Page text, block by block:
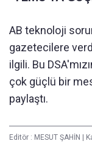
AB teknoloji
gazetecilere
ilgili. Bu
çok güçlü bir
paylaştı.
Editör : MESUT ŞAHİN |